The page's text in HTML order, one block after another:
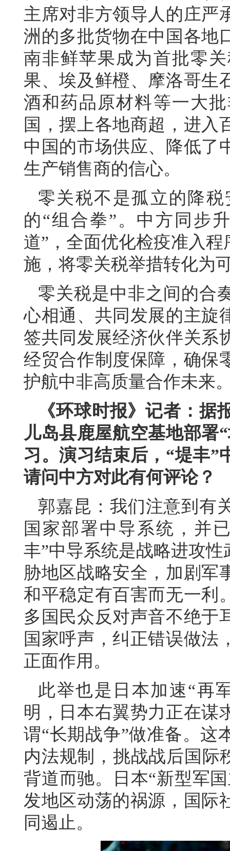
主席对非方领导人的庄严
洲的多批货物在中国各地
南非鲜苹果成为首批零
果、埃及鲜橙、摩洛哥生
酒和药品原材料等一大
国，摆上各地商超，进入
中国的市场供应、降低了
生产销售商的信心。
零关税不是孤立的降
的“组合拳”。中方同步
道”，全面优化检疫准入
施，将零关税举措转化为
零关税是中非之间的合
心相通、共同发展的主旋
签共同发展经济伙伴关系
经贸合作制度保障，确保
护航中非高质量合作未来
《环球时报》记者：据
儿岛县鹿屋航空基地部署
习。演习结束后，“堤丰”
请问中方对此有何评论？
郭嘉昆：我们注意到有
国家部署中导系统，并
丰”中导系统是战略进攻
胁地区战略安全，加剧军
和平稳定有百害而无一利
多国民众反对声音不绝于
国家呼声，纠正错误做法
正面作用。
此举也是日本加速“再
明，日本右翼势力正在谋
谓“长期战争”做准备。这
内法规制，挑战战后国际
背道而驰。日本“新型军
发地区动荡的祸源，国际
同遏止。